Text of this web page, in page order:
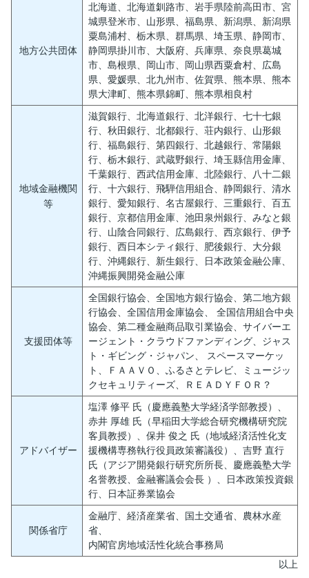
地方公共団体
北海道、北海道釧路市、岩手県陸前高田市、宮
城県登米市、山形県、福島県、新潟県、新潟県
粟島浦村、栃木県、群馬県、埼玉県、静岡市、
静岡県掛川市、大阪府、兵庫県、奈良県葛城
市、島根県、岡山市、岡山県西粟倉村、広島
県、愛媛県、北九州市、佐賀県、熊本県、熊本
県大津町、熊本県錦町、熊本県相良村
地域金融機関
等
滋賀銀行、北海道銀行、北洋銀行、七十七銀
行、秋田銀行、北都銀行、荘内銀行、山形銀
行、福島銀行、第四銀行、北越銀行、常陽銀
行、栃木銀行、武蔵野銀行、埼玉縣信用金庫、
千葉銀行、西武信用金庫、北陸銀行、八十二銀
行、十六銀行、飛騨信用組合、静岡銀行、清水
銀行、愛知銀行、名古屋銀行、三重銀行、百五
銀行、京都信用金庫、池田泉州銀行、みなと銀
行、山陰合同銀行、広島銀行、西京銀行、伊予
銀行、西日本シティ銀行、肥後銀行、大分銀
行、沖縄銀行、新生銀行、日本政策金融公庫、
沖縄振興開発金融公庫
支援団体等
全国銀行協会、全国地方銀行協会、第二地方銀
行協会、全国信用金庫協会、 全国信用組合中央
協会、第二種金融商品取引業協会、サイバーエ
ージェント・クラウドファンディング、ジャス
ト・ギビング・ジャパン、 スペースマーケッ
ト、ＦＡＡＶＯ、ふるさとテレビ、ミュージッ
クセキュリティーズ、ＲＥＡＤＹＦＯＲ？
アドバイザー
塩澤 修平 氏（慶應義塾大学経済学部教授）、
赤井 厚雄 氏（早稲田大学総合研究機構研究院
客員教授）、保井 俊之 氏（地域経済活性化支
援機構専務執行役員政策審議役）、吉野 直行
氏（アジア開発銀行研究所所長、慶應義塾大学
名誉教授、金融審議会会長 ）、日本政策投資銀
行、日本証券業協会
関係省庁
金融庁、経済産業省、国土交通省、農林水産
省、
内閣官房地域活性化統合事務局
以上